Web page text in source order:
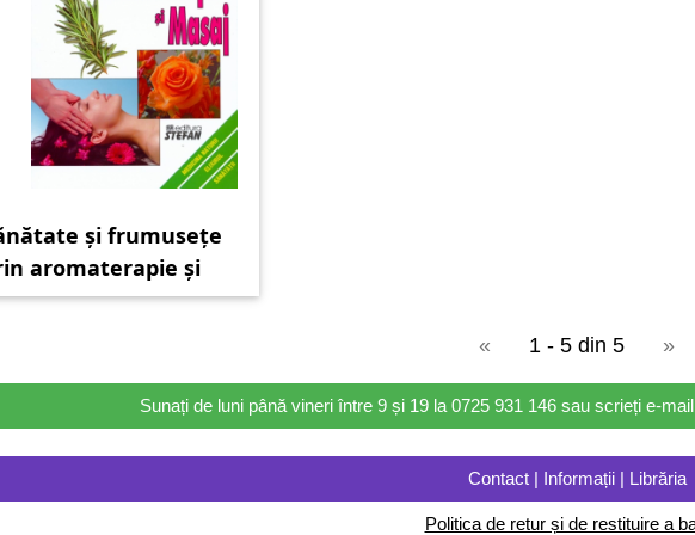
și frumusețe
aromaterapie și
« 1 - 5 din 5 »
Sunați de luni până vineri între 9 și 19 la 0725 931 146 sau scrieți e-
Contact | Informații | Librăria
Politica de retur și de restituire a